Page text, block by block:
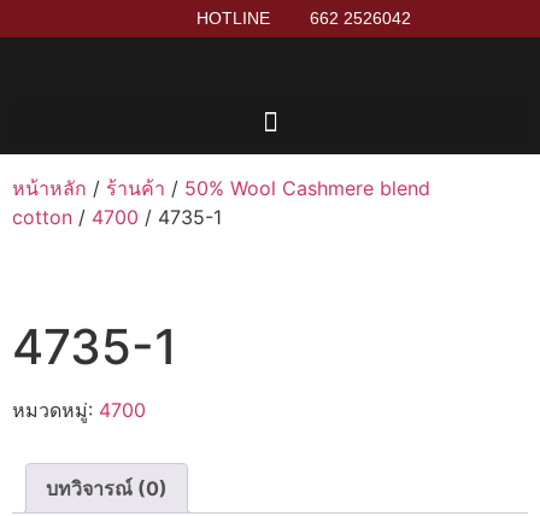
HOTLINE 662 2526042
หน้าหลัก / ร้านค้า / 50% Wool Cashmere blend
cotton / 4700 / 4735-1
4735-1
หมวดหมู่: 4700
บทวิจารณ์ (0)